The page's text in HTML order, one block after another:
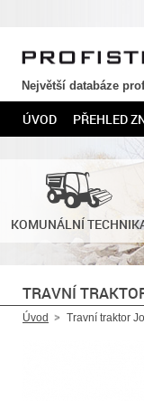
Největší databáze
ÚVOD PŘEHLED
KOMUNÁLNÍ
TRAVNÍ
Úvod Travní traktor